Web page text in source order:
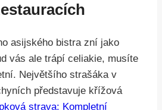
asijského bistra zní jako
vás ale trápí celiakie, musíte
Největšího strašáka v
představuje křížová
strava: Kompletní